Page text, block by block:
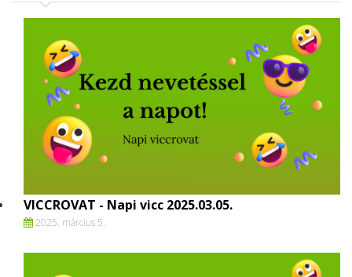
VICCROVAT - Napi vicc 2025.03.05.
2025. március 5.